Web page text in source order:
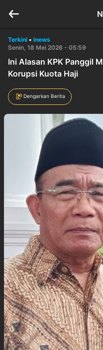
Terkini • inews
Senin, 18 Mei 2026 - 05:59
Ini Alasan KPK Panggil
Korupsi Kuota Haji
Dengarkan Berita